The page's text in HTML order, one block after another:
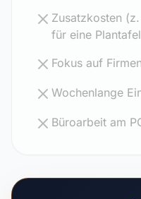
Zusatzkosten
für eine
Fokus auf
Wochenlange
Büroarbeit am